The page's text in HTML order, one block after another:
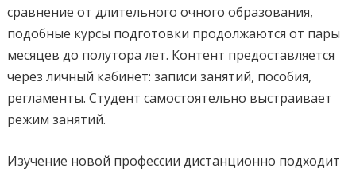
сравнение от длительного очного образования,
подобные курсы подготовки продолжаются от пары
месяцев до полутора лет. Контент предоставляется
через личный кабинет: записи занятий, пособия,
регламенты. Студент самостоятельно выстраивает
режим занятий.
Изучение новой профессии дистанционно подходит